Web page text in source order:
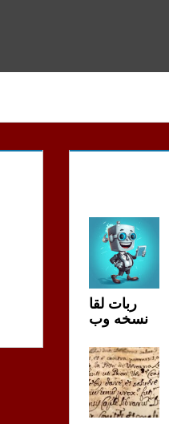
ربات لقا
نسخه وب